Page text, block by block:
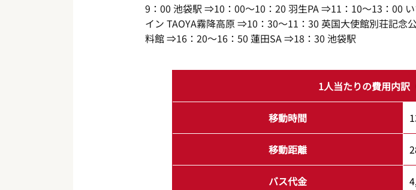
9：00 池袋駅 ⇒10：00～10：20 羽生PA ⇒11：10～13：00
イン TAOYA霧降高原 ⇒10：30～11：30 英国大使館別荘記
料館 ⇒16：20～16：50 蓮田SA ⇒18：30 池袋駅
1人当たりの費用内訳
移動時間
移動距離
バス代金